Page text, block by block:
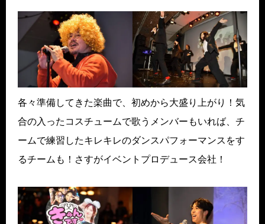
各々準備してきた楽曲で、初めから大盛り上がり！気
合の入ったコスチュームで歌うメンバーもいれば、チ
ームで練習したキレキレのダンスパフォーマンスをす
るチームも！さすがイベントプロデュース会社！